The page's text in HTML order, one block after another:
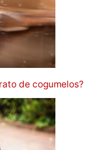
de cogumelos?